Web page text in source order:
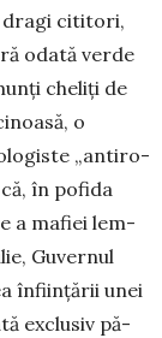
dragi cititori,
odată verde
cheliți de
o
„anti­ro­
în pofida
a mafiei lem­
Guvernul
înființării unei
exclusiv pă­